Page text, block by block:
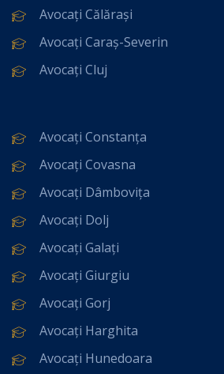
Avocați Călărași
Avocați Caraș-Severin
Avocați Cluj
Avocați Constanța
Avocați Covasna
Avocați Dâmbovița
Avocați Dolj
Avocați Galați
Avocați Giurgiu
Avocați Gorj
Avocați Harghita
Avocați Hunedoara